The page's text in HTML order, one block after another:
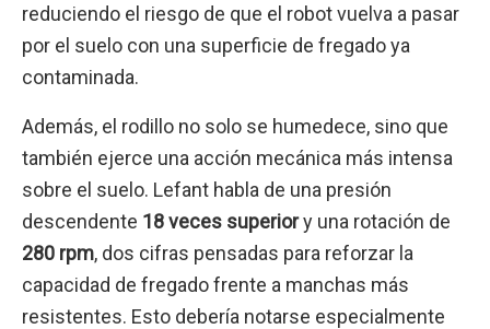
reduciendo el riesgo de que el robot vuelva a pasar
por el suelo con una superficie de fregado ya
contaminada.
Además, el rodillo no solo se humedece, sino que
también ejerce una acción mecánica más intensa
sobre el suelo. Lefant habla de una presión
descendente 18 veces superiory una rotación de
280 rpm, dos cifras pensadas para reforzar la
capacidad de fregado frente a manchas más
resistentes. Esto debería notarse especialmente